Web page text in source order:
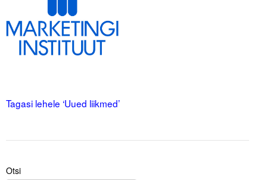
Viidad
ICC WBO
Digiraamatukogu
Tagasi lehele ‘Uued liikmed’
Otsi